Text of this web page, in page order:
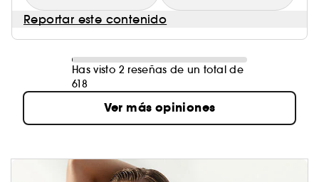
Reportar este contenido
Has visto 2 reseñas de un total de
618
Ver más opiniones